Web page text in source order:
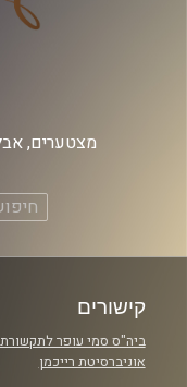
מצטערים,
קישורים
ביה"ס סמי עופר לתקשורת
אוניברסיטת רייכמן